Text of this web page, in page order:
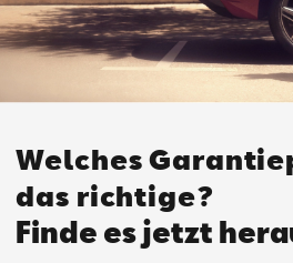
Welches
das richtige?
Finde es jetzt